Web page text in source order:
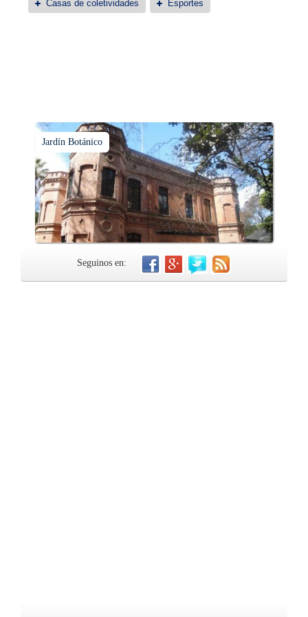
Casas de coletividades Esportes
Jardín Botánico
Seguinos en: